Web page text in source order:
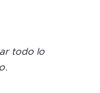
todo lo